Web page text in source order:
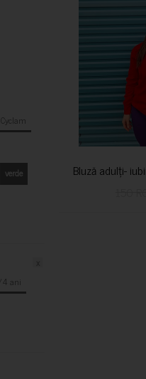
verde
ani
Bluză adulți-